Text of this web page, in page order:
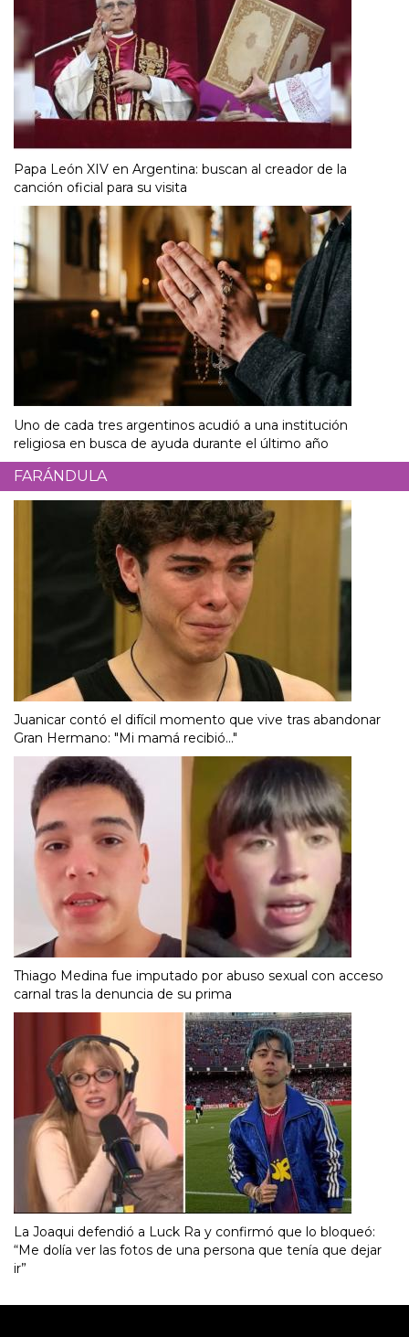
Papa León XIV en Argentina: buscan al creador de la
canción oficial para su visita
Uno de cada tres argentinos acudió a una institución
religiosa en busca de ayuda durante el último año
FARÁNDULA
Juanicar contó el difícil momento que vive tras abandonar
Gran Hermano: "Mi mamá recibió..."
Thiago Medina fue imputado por abuso sexual con acceso
carnal tras la denuncia de su prima
La Joaqui defendió a Luck Ra y confirmó que lo bloqueó:
“Me dolía ver las fotos de una persona que tenía que dejar
ir”